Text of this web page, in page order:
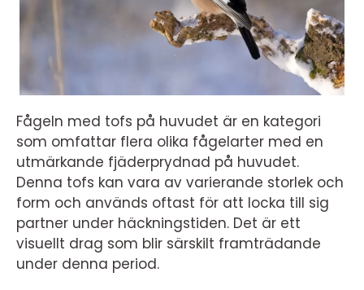
Fågeln med tofs på huvudet är en kategori
som omfattar flera olika fågelarter med en
utmärkande fjäderprydnad på huvudet.
Denna tofs kan vara av varierande storlek och
form och används oftast för att locka till sig
partner under häckningstiden. Det är ett
visuellt drag som blir särskilt framträdande
under denna period.